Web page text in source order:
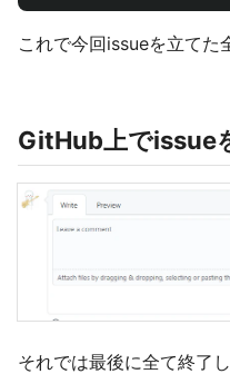
これで今回issueを立てた
GitHub上でissue
それでは最後に全て終了